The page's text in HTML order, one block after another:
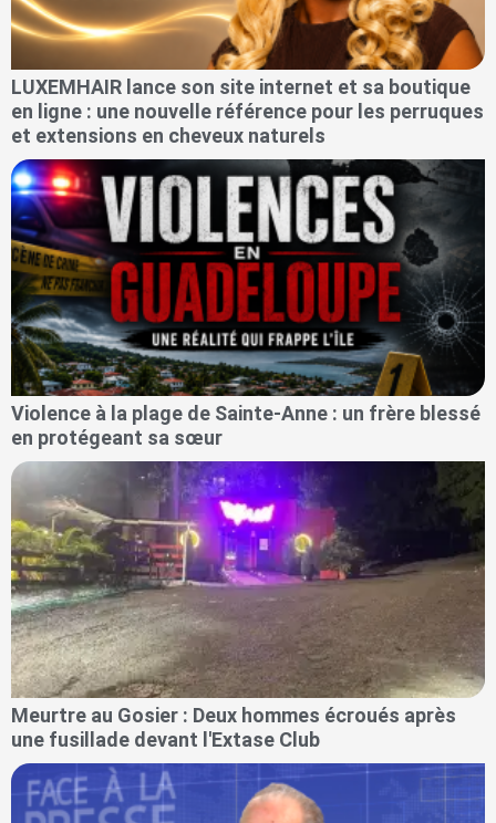
LUXEMHAIR lance son site internet et sa boutique
en ligne : une nouvelle référence pour les perruques
et extensions en cheveux naturels
Violence à la plage de Sainte-Anne : un frère blessé
en protégeant sa sœur
Meurtre au Gosier : Deux hommes écroués après
une fusillade devant l'Extase Club